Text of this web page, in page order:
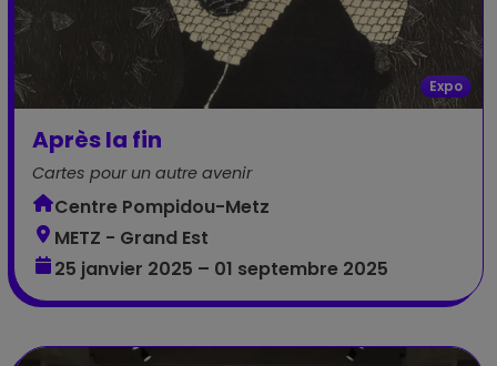
Expo
Après la fin
Cartes pour un autre avenir
Centre Pompidou-Metz
METZ - Grand Est
25 janvier 2025 – 01 septembre 2025